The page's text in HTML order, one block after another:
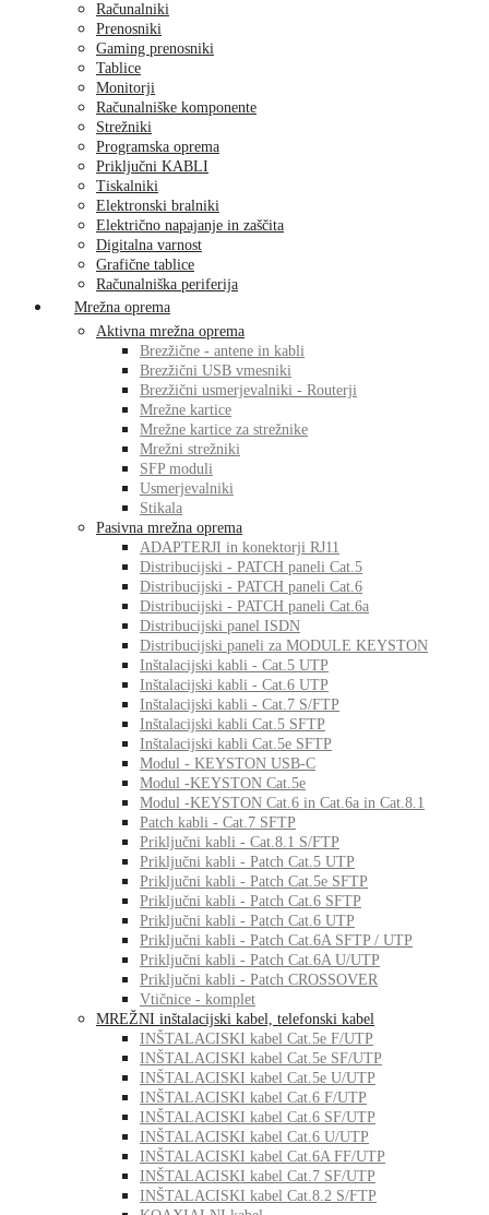
Računalniki
Prenosniki
Gaming prenosniki
Tablice
Monitorji
Računalniške komponente
Strežniki
Programska oprema
Priključni KABLI
Tiskalniki
Elektronski bralniki
Električno napajanje in zaščita
Digitalna varnost
Grafične tablice
Računalniška periferija
Mrežna oprema
Aktivna mrežna oprema
Brezžične - antene in kabli
Brezžični USB vmesniki
Brezžični usmerjevalniki - Routerji
Mrežne kartice
Mrežne kartice za strežnike
Mrežni strežniki
SFP moduli
Usmerjevalniki
Stikala
Pasivna mrežna oprema
ADAPTERJI in konektorji RJ11
Distribucijski - PATCH paneli Cat.5
Distribucijski - PATCH paneli Cat.6
Distribucijski - PATCH paneli Cat.6a
Distribucijski panel ISDN
Distribucijski paneli za MODULE KEYSTON
Inštalacijski kabli - Cat.5 UTP
Inštalacijski kabli - Cat.6 UTP
Inštalacijski kabli - Cat.7 S/FTP
Inštalacijski kabli Cat.5 SFTP
Inštalacijski kabli Cat.5e SFTP
Modul - KEYSTON USB-C
Modul -KEYSTON Cat.5e
Modul -KEYSTON Cat.6 in Cat.6a in Cat.8.1
Patch kabli - Cat.7 SFTP
Priključni kabli - Cat.8.1 S/FTP
Priključni kabli - Patch Cat.5 UTP
Priključni kabli - Patch Cat.5e SFTP
Priključni kabli - Patch Cat.6 SFTP
Priključni kabli - Patch Cat.6 UTP
Priključni kabli - Patch Cat.6A SFTP / UTP
Priključni kabli - Patch Cat.6A U/UTP
Priključni kabli - Patch CROSSOVER
Vtičnice - komplet
MREŽNI inštalacijski kabel, telefonski kabel
INŠTALACISKI kabel Cat.5e F/UTP
INŠTALACISKI kabel Cat.5e SF/UTP
INŠTALACISKI kabel Cat.5e U/UTP
INŠTALACISKI kabel Cat.6 F/UTP
INŠTALACISKI kabel Cat.6 SF/UTP
INŠTALACISKI kabel Cat.6 U/UTP
INŠTALACISKI kabel Cat.6A FF/UTP
INŠTALACISKI kabel Cat.7 SF/UTP
INŠTALACISKI kabel Cat.8.2 S/FTP